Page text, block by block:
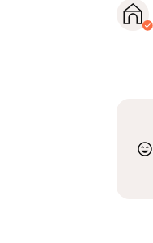
sentiment_very_satisfied